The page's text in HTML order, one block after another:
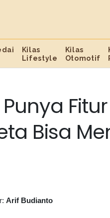
Kilas
Lifestyle
Kilas
Otomotif
Bisa
Arif Budianto